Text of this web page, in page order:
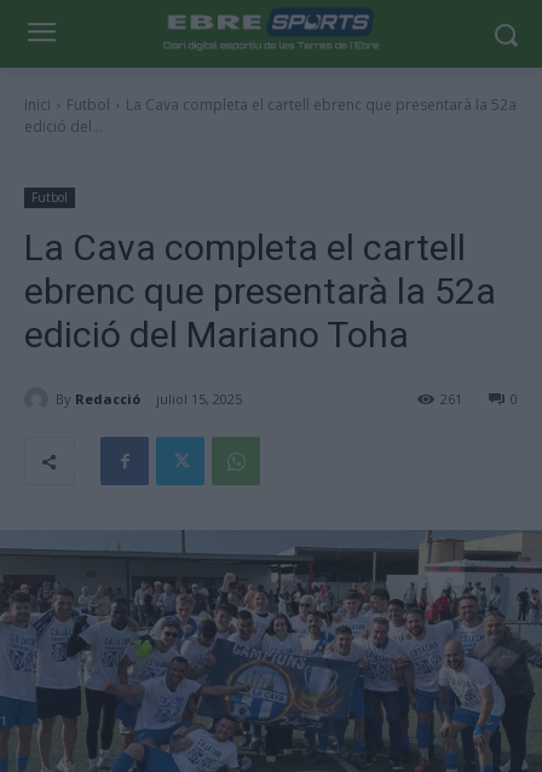
Inici Futbol
La Cava completa el cartell ebrenc que presentarà la 52a
edició del...
Futbol
La Cava completa el cartell
ebrenc que presentarà la 52a
edició del Mariano Toha
By Redacció juliol 15, 2025 0
261